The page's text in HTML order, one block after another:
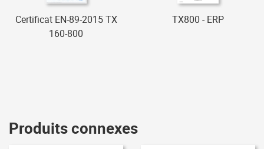
Certificat EN-89-2015 TX
160-800
TX800 - ERP
Produits connexes